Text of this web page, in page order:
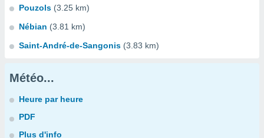
Pouzols (3.25 km)
Nébian (3.81 km)
Saint-André-de-Sangonis (3.83 km)
Météo...
Heure par heure
PDF
Plus d'info